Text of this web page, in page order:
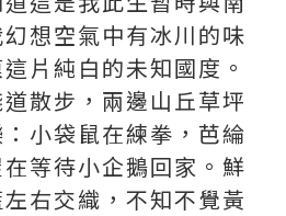
想空氣中有冰川的味
片純白的未知國度。
散步，兩邊山丘草坪
小袋鼠在練拳，芭綸
等待小企鵝回家。鮮
右交織，不知不覺黃